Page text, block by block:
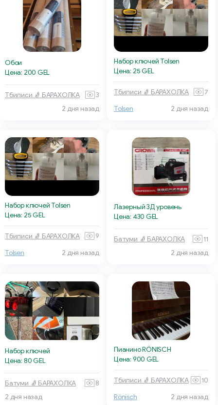
Обои
Цена: 200 GEL
Тбилиси 🧦 БАРАХОЛКА
3
2 дня назад
Набор ключей Tolsen
Цена: 25 GEL
Тбилиси 🧦 БАРАХОЛКА 7
Tolsen 2 дня назад
Набор ключей Tolsen
Цена: 25 GEL
Тбилиси 🧦 БАРАХОЛКА 9
Tolsen 2 дня назад
Лазерный 3Д уровень
Цена: 430 GEL
Батуми 🧦 БАРАХОЛКА
11
2 дня назад
Набор ключей
Цена: 80 GEL
Батуми 🧦 БАРАХОЛКА
8
2 дня назад
Пианино RÖNISCH
Цена: 900 GEL
Тбилиси 🧦 БАРАХОЛКА 10
Rönisch 2 дня назад